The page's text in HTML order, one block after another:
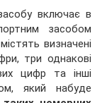
включає в
засобом
визначені
три однакові
цифр та інші
який набуде